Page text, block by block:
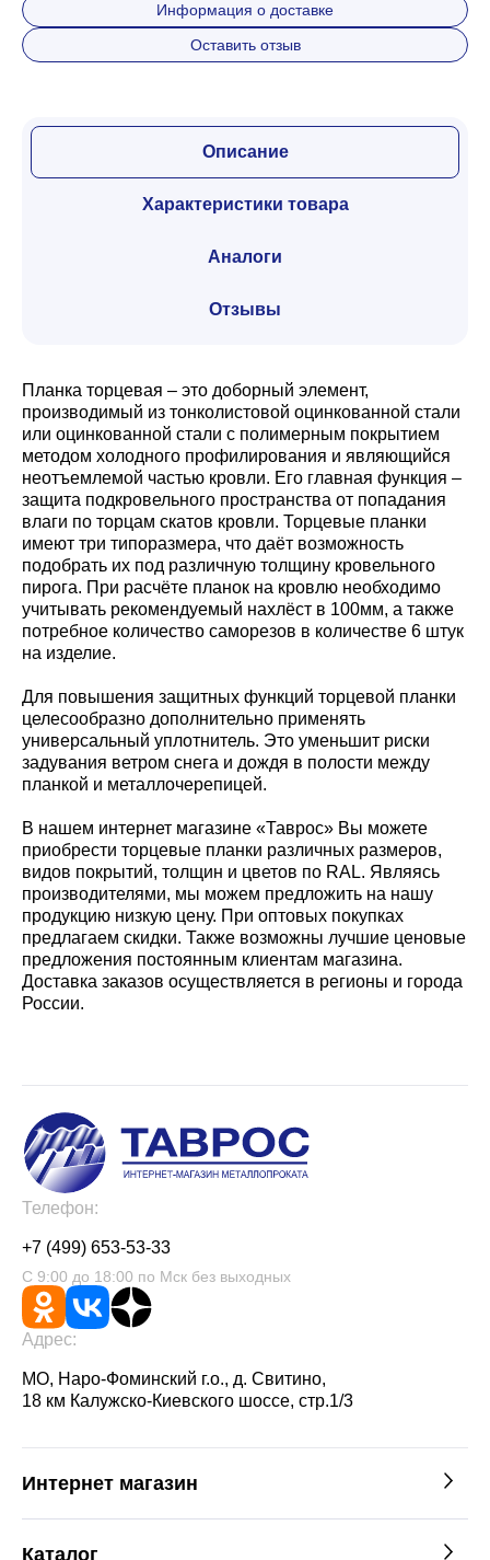
Другие товары
Информация о доставке
Оставить отзыв
Описание
Характеристики товара
Аналоги
Отзывы
Планка торцевая – это доборный элемент,
производимый из тонколистовой оцинкованной стали
или оцинкованной стали с полимерным покрытием
методом холодного профилирования и являющийся
неотъемлемой частью кровли. Его главная функция –
защита подкровельного пространства от попадания
влаги по торцам скатов кровли. Торцевые планки
имеют три типоразмера, что даёт возможность
подобрать их под различную толщину кровельного
пирога. При расчёте планок на кровлю необходимо
учитывать рекомендуемый нахлёст в 100мм, а также
потребное количество саморезов в количестве 6 штук
на изделие.
Для повышения защитных функций торцевой планки
целесообразно дополнительно применять
универсальный уплотнитель. Это уменьшит риски
задувания ветром снега и дождя в полости между
планкой и металлочерепицей.
В нашем интернет магазине «Таврос» Вы можете
приобрести торцевые планки различных размеров,
видов покрытий, толщин и цветов по RAL. Являясь
производителями, мы можем предложить на нашу
продукцию низкую цену. При оптовых покупках
предлагаем скидки. Также возможны лучшие ценовые
предложения постоянным клиентам магазина.
Доставка заказов осуществляется в регионы и города
России.
Телефон:
+7 (499) 653-53-33
С 9:00 до 18:00 по Мск без выходных
Адрес:
МО, Наро-Фоминский г.о., д. Свитино,
18 км Калужско-Киевского шоссе, стр.1/3
Интернет магазин
Каталог